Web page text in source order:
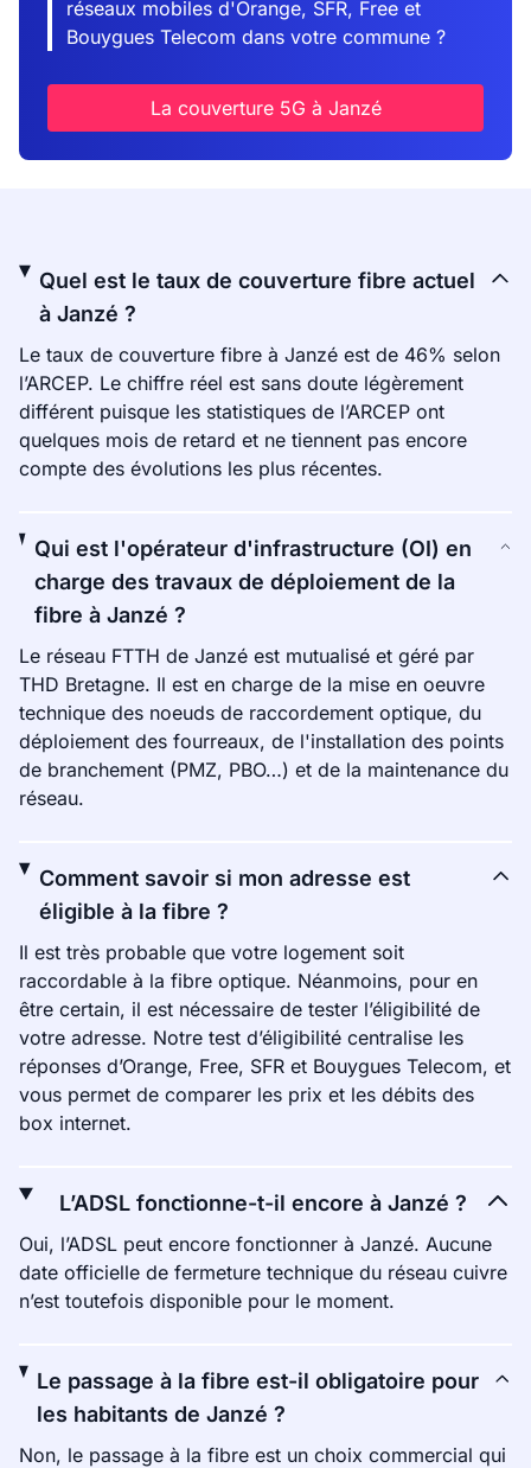
réseaux mobiles d'Orange, SFR, Free et
Bouygues Telecom dans votre commune ?
La couverture 5G à Janzé
Quel est le taux de couverture fibre actuel
à Janzé ?
Le taux de couverture fibre à Janzé est de 46% selon
l’ARCEP. Le chiffre réel est sans doute légèrement
différent puisque les statistiques de l’ARCEP ont
quelques mois de retard et ne tiennent pas encore
compte des évolutions les plus récentes.
Qui est l'opérateur d'infrastructure (OI) en
charge des travaux de déploiement de la
fibre à Janzé ?
Le réseau FTTH de Janzé est mutualisé et géré par
THD Bretagne. Il est en charge de la mise en oeuvre
technique des noeuds de raccordement optique, du
déploiement des fourreaux, de l'installation des points
de branchement (PMZ, PBO…) et de la maintenance du
réseau.
Comment savoir si mon adresse est
éligible à la fibre ?
Il est très probable que votre logement soit
raccordable à la fibre optique. Néanmoins, pour en
être certain, il est nécessaire de tester l’éligibilité de
votre adresse. Notre test d’éligibilité centralise les
réponses d’Orange, Free, SFR et Bouygues Telecom, et
vous permet de comparer les prix et les débits des
box internet.
L’ADSL fonctionne-t-il encore à Janzé ?
Oui, l’ADSL peut encore fonctionner à Janzé. Aucune
date officielle de fermeture technique du réseau cuivre
n’est toutefois disponible pour le moment.
Le passage à la fibre est-il obligatoire pour
les habitants de Janzé ?
Non, le passage à la fibre est un choix commercial qui